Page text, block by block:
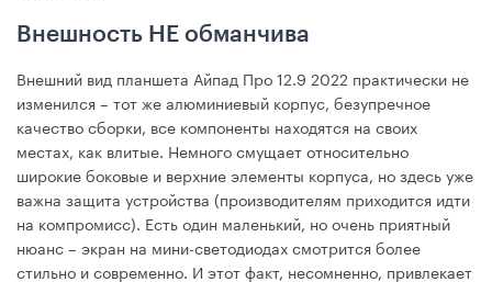
Внешность НЕ обманчива
Внешний вид планшета Айпад Про 12.9 2022 практически не
изменился – тот же алюминиевый корпус, безупречное
качество сборки, все компоненты находятся на своих
местах, как влитые. Немного смущает относительно
широкие боковые и верхние элементы корпуса, но здесь уже
важна защита устройства (производителям приходится идти
на компромисс). Есть один маленький, но очень приятный
нюанс – экран на мини-светодиодах смотрится более
стильно и современно. И этот факт, несомненно, привлекает